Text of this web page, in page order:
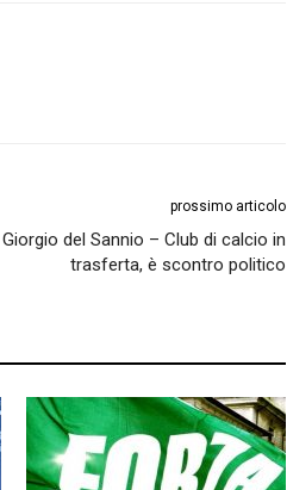
prossimo articolo
del Sannio – Club di calcio in
trasferta, è scontro politico